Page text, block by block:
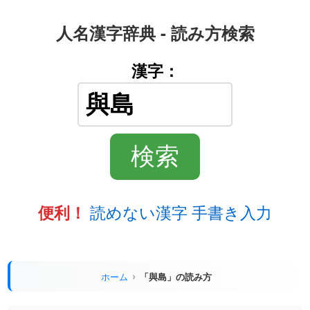
人名漢字辞典 - 読み方検索
漢字：
便利！ 読めない漢字 手書き入力
ホーム 「與島」の読み方